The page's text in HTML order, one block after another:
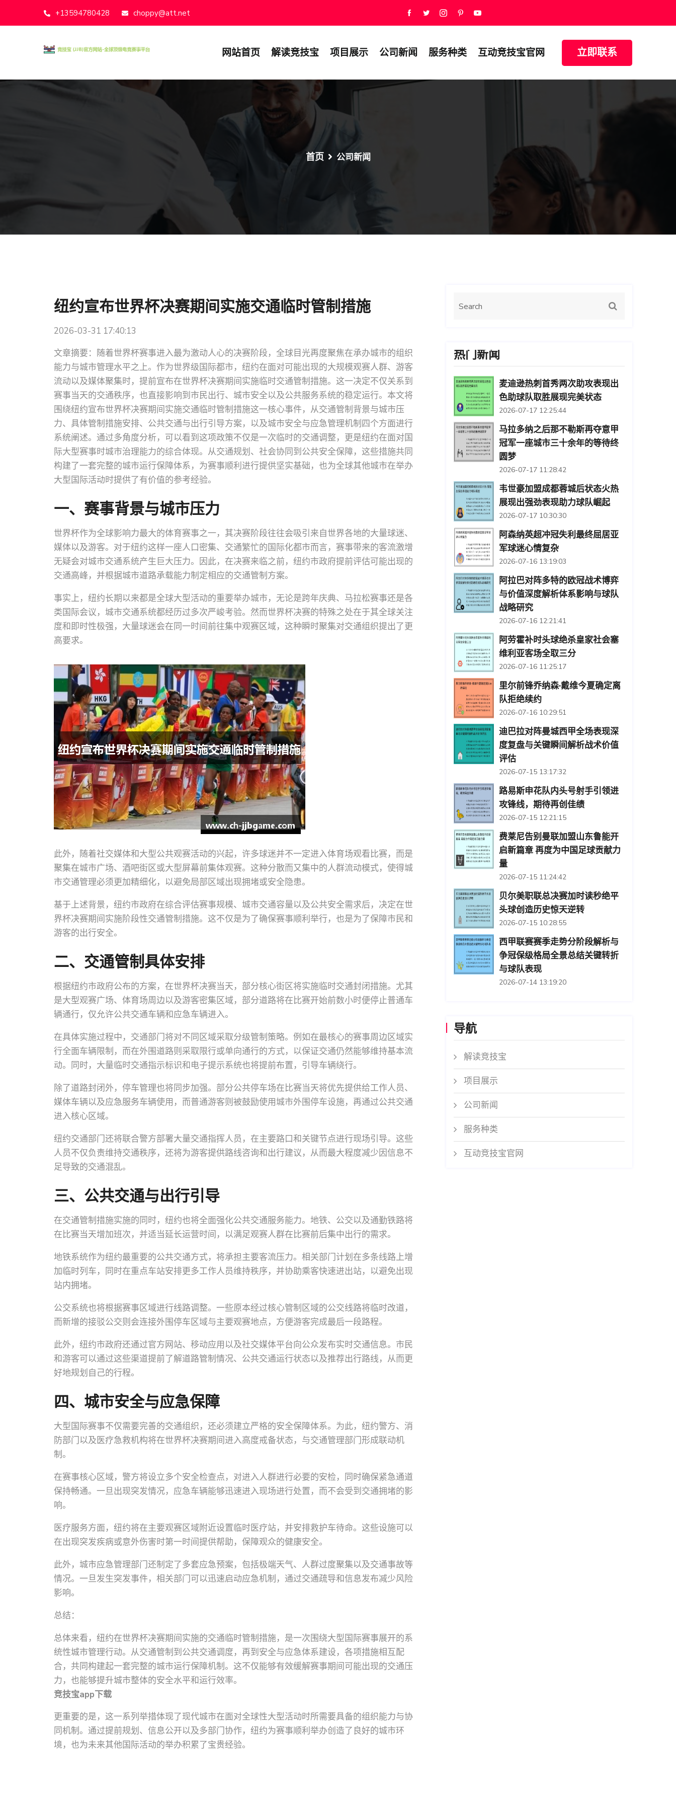
+13594780428 choppy@att.net
网站首页 解读竞技宝 项目展示 公司新闻 服务种类 互动竞技宝官网 立即联系
首页 公司新闻
纽约宣布世界杯决赛期间实施交通临时管制措施
2026-03-31 17:40:13
文章摘要：随着世界杯赛事进入最为激动人心的决赛阶段，全球目光再度聚焦在承办城市的组织
能力与城市管理水平之上。作为世界级国际都市，纽约在面对可能出现的大规模观赛人群、游客
流动以及媒体聚集时，提前宣布在世界杯决赛期间实施临时交通管制措施。这一决定不仅关系到
赛事当天的交通秩序，也直接影响到市民出行、城市安全以及公共服务系统的稳定运行。本文将
围绕纽约宣布世界杯决赛期间实施交通临时管制措施这一核心事件，从交通管制背景与城市压
力、具体管制措施安排、公共交通与出行引导方案，以及城市安全与应急管理机制四个方面进行
系统阐述。通过多角度分析，可以看到这项政策不仅是一次临时的交通调整，更是纽约在面对国
际大型赛事时城市治理能力的综合体现。从交通规划、社会协同到公共安全保障，这些措施共同
构建了一套完整的城市运行保障体系，为赛事顺利进行提供坚实基础，也为全球其他城市在举办
大型国际活动时提供了有价值的参考经验。
一、赛事背景与城市压力
世界杯作为全球影响力最大的体育赛事之一，其决赛阶段往往会吸引来自世界各地的大量球迷、
媒体以及游客。对于纽约这样一座人口密集、交通繁忙的国际化都市而言，赛事带来的客流激增
无疑会对城市交通系统产生巨大压力。因此，在决赛来临之前，纽约市政府提前评估可能出现的
交通高峰，并根据城市道路承载能力制定相应的交通管制方案。
事实上，纽约长期以来都是全球大型活动的重要举办城市，无论是跨年庆典、马拉松赛事还是各
类国际会议，城市交通系统都经历过多次严峻考验。然而世界杯决赛的特殊之处在于其全球关注
度和即时性极强，大量球迷会在同一时间前往集中观赛区域，这种瞬时聚集对交通组织提出了更
高要求。
此外，随着社交媒体和大型公共观赛活动的兴起，许多球迷并不一定进入体育场观看比赛，而是
聚集在城市广场、酒吧街区或大型屏幕前集体观赛。这种分散而又集中的人群流动模式，使得城
市交通管理必须更加精细化，以避免局部区域出现拥堵或安全隐患。
基于上述背景，纽约市政府在综合评估赛事规模、城市交通容量以及公共安全需求后，决定在世
界杯决赛期间实施阶段性交通管制措施。这不仅是为了确保赛事顺利举行，也是为了保障市民和
游客的出行安全。
二、交通管制具体安排
根据纽约市政府公布的方案，在世界杯决赛当天，部分核心街区将实施临时交通封闭措施。尤其
是大型观赛广场、体育场周边以及游客密集区域，部分道路将在比赛开始前数小时便停止普通车
辆通行，仅允许公共交通车辆和应急车辆进入。
在具体实施过程中，交通部门将对不同区域采取分级管制策略。例如在最核心的赛事周边区域实
行全面车辆限制，而在外围道路则采取限行或单向通行的方式，以保证交通仍然能够维持基本流
动。同时，大量临时交通指示标识和电子提示系统也将提前布置，引导车辆绕行。
除了道路封闭外，停车管理也将同步加强。部分公共停车场在比赛当天将优先提供给工作人员、
媒体车辆以及应急服务车辆使用，而普通游客则被鼓励使用城市外围停车设施，再通过公共交通
进入核心区域。
纽约交通部门还将联合警方部署大量交通指挥人员，在主要路口和关键节点进行现场引导。这些
人员不仅负责维持交通秩序，还将为游客提供路线咨询和出行建议，从而最大程度减少因信息不
足导致的交通混乱。
三、公共交通与出行引导
在交通管制措施实施的同时，纽约也将全面强化公共交通服务能力。地铁、公交以及通勤铁路将
在比赛当天增加班次，并适当延长运营时间，以满足观赛人群在比赛前后集中出行的需求。
地铁系统作为纽约最重要的公共交通方式，将承担主要客流压力。相关部门计划在多条线路上增
加临时列车，同时在重点车站安排更多工作人员维持秩序，并协助乘客快速进出站，以避免出现
站内拥堵。
公交系统也将根据赛事区域进行线路调整。一些原本经过核心管制区域的公交线路将临时改道，
而新增的接驳公交则会连接外围停车区域与主要观赛地点，方便游客完成最后一段路程。
此外，纽约市政府还通过官方网站、移动应用以及社交媒体平台向公众发布实时交通信息。市民
和游客可以通过这些渠道提前了解道路管制情况、公共交通运行状态以及推荐出行路线，从而更
好地规划自己的行程。
四、城市安全与应急保障
大型国际赛事不仅需要完善的交通组织，还必须建立严格的安全保障体系。为此，纽约警方、消
防部门以及医疗急救机构将在世界杯决赛期间进入高度戒备状态，与交通管理部门形成联动机
制。
在赛事核心区域，警方将设立多个安全检查点，对进入人群进行必要的安检，同时确保紧急通道
保持畅通。一旦出现突发情况，应急车辆能够迅速进入现场进行处置，而不会受到交通拥堵的影
响。
医疗服务方面，纽约将在主要观赛区域附近设置临时医疗站，并安排救护车待命。这些设施可以
在出现突发疾病或意外伤害时第一时间提供帮助，保障观众的健康安全。
此外，城市应急管理部门还制定了多套应急预案，包括极端天气、人群过度聚集以及交通事故等
情况。一旦发生突发事件，相关部门可以迅速启动应急机制，通过交通疏导和信息发布减少风险
影响。
总结：
总体来看，纽约在世界杯决赛期间实施的交通临时管制措施，是一次围绕大型国际赛事展开的系
统性城市管理行动。从交通管制到公共交通调度，再到安全与应急体系建设，各项措施相互配
合，共同构建起一套完整的城市运行保障机制。这不仅能够有效缓解赛事期间可能出现的交通压
力，也能够提升城市整体的安全水平和运行效率。
竞技宝app下载
更重要的是，这一系列举措体现了现代城市在面对全球性大型活动时所需要具备的组织能力与协
同机制。通过提前规划、信息公开以及多部门协作，纽约为赛事顺利举办创造了良好的城市环
境，也为未来其他国际活动的举办积累了宝贵经验。
热门新闻
麦迪逊热刺首秀两次助攻表现出
色助球队取胜展现完美状态
2026-07-17 12:25:44
马拉多纳之后那不勒斯再夺意甲
冠军一座城市三十余年的等待终
圆梦
2026-07-17 11:28:42
韦世豪加盟成都蓉城后状态火热
展现出强劲表现助力球队崛起
2026-07-17 10:30:30
阿森纳英超冲冠失利最终屈居亚
军球迷心情复杂
2026-07-16 13:19:03
阿拉巴对阵多特的欧冠战术博弈
与价值深度解析体系影响与球队
战略研究
2026-07-16 12:21:41
阿劳霍补时头球绝杀皇家社会塞
维利亚客场全取三分
2026-07-16 11:25:17
里尔前锋乔纳森·戴维今夏确定离
队拒绝续约
2026-07-16 10:29:51
迪巴拉对阵曼城西甲全场表现深
度复盘与关键瞬间解析战术价值
评估
2026-07-15 13:17:32
路易斯申花队内头号射手引领进
攻锋线，期待再创佳绩
2026-07-15 12:21:15
费莱尼告别曼联加盟山东鲁能开
启新篇章 再度为中国足球贡献力
量
2026-07-15 11:24:42
贝尔美职联总决赛加时读秒绝平
头球创造历史惊天逆转
2026-07-15 10:28:55
西甲联赛赛季走势分阶段解析与
争冠保级格局全景总结关键转折
与球队表现
2026-07-14 13:19:20
导航
解读竞技宝
项目展示
公司新闻
服务种类
互动竞技宝官网